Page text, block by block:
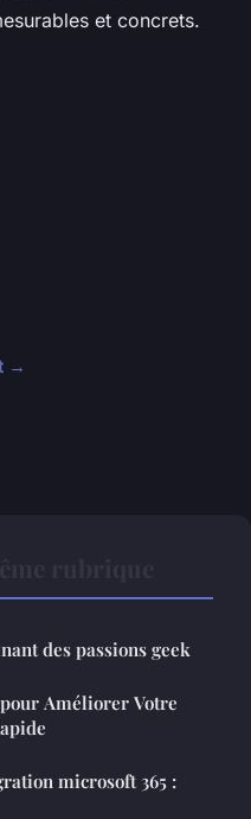
et concrets.
→
des passions geek
Améliorer Votre
microsoft 365 :